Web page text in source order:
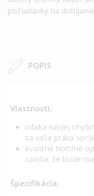
požiadavky na
POPIS
Vlastnosti:
vďaka svojej
sa vaša práca
kvalitné textilné
zaistia, že bude
Špecifikácia: